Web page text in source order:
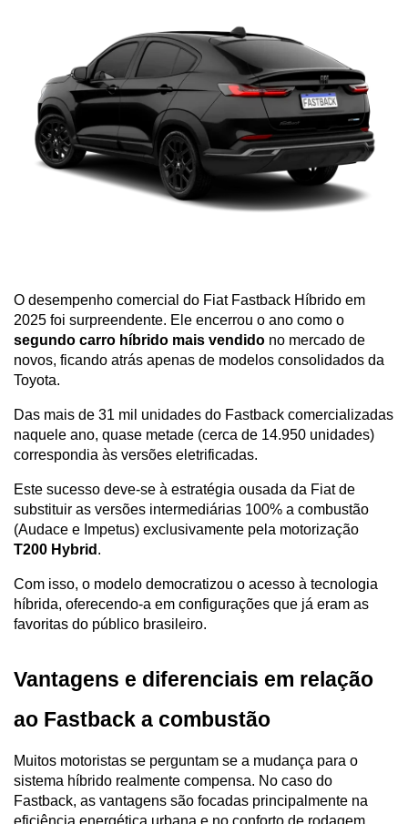
O desempenho comercial do Fiat Fastback Híbrido em
2025 foi surpreendente. Ele encerrou o ano como o
segundo carro híbrido mais vendido no mercado de
novos, ficando atrás apenas de modelos consolidados da
Toyota.
Das mais de 31 mil unidades do Fastback comercializadas
naquele ano, quase metade (cerca de 14.950 unidades)
correspondia às versões eletrificadas.
Este sucesso deve-se à estratégia ousada da Fiat de
substituir as versões intermediárias 100% a combustão
T200 Hybrid .
Com isso, o modelo democratizou o acesso à tecnologia
híbrida, oferecendo-a em configurações que já eram as
favoritas do público brasileiro.
Vantagens e diferenciais em relação
ao Fastback a combustão
Muitos motoristas se perguntam se a mudança para o
sistema híbrido realmente compensa. No caso do
Fastback, as vantagens são focadas principalmente na
eficiência energética urbana e no conforto de rodagem.